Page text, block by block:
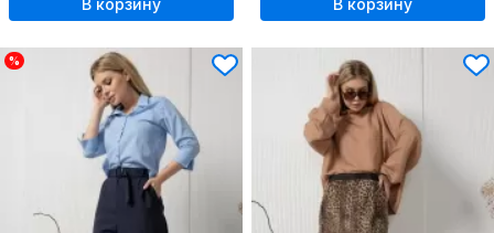
В корзину В корзину
%